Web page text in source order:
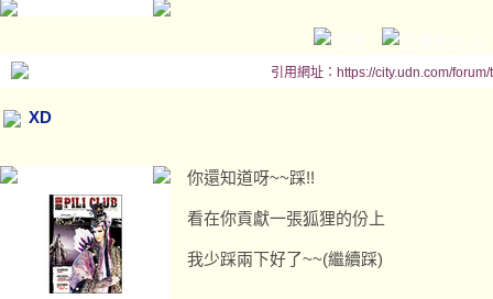
引用網址：https://city.udn.com/
XD
你還知道呀~~踩!!
看在你貢獻一張狐狸的份上
我少踩兩下好了~~(繼續踩)